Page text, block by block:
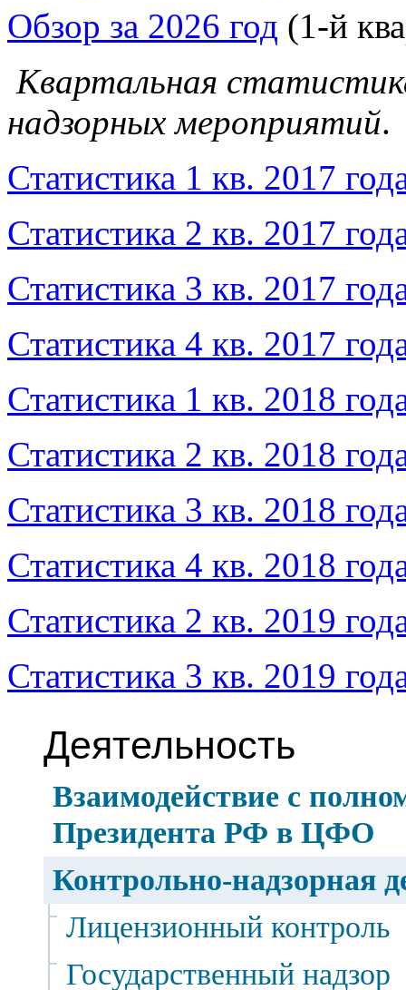
Обзор за 2026 год (1-й
Квартальная
надзорных мероприятий.
Статистика 1 кв. 2017
Статистика 2 кв. 2017
Статистика 3 кв. 2017
Статистика 4 кв. 2017
Статистика 1 кв. 2018
Статистика 2 кв. 2018
Статистика 3 кв. 2018
Статистика 4 кв. 2018
Статистика 2 кв. 2019
Статистика 3 кв. 2019
Деятельность
Взаимодействие с
Президента РФ в ЦФО
Контрольно-надзорная
Лицензионный контроль
Государственный надзор